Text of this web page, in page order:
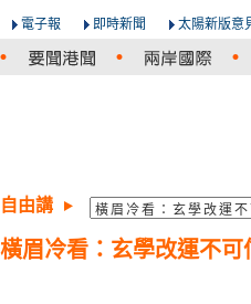
電子報 即時新聞 太陽新版意
自由講
橫眉冷看：玄學改運不可